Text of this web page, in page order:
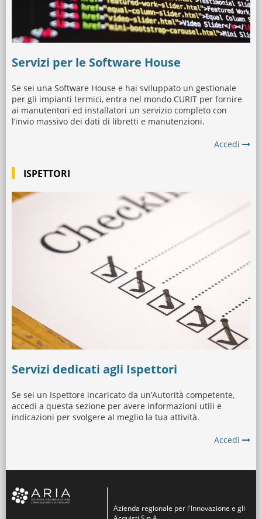
Servizi per le Software House
Se sei una Software House e hai sviluppato un gestionale
per gli impianti termici, entra nel mondo CURIT per fornire
ai manutentori ed installatori un servizio completo con
l’invio massivo dei dati di libretti e manutenzioni.
Accedi
ISPETTORI
Servizi dedicati agli Ispettori
Se sei un Ispettore incaricato da un’Autorità competente,
accedi a questa sezione per avere informazioni utili e
indicazioni per svolgere al meglio la tua attività.
Accedi
Azienda regionale per l'Innovazione e gli